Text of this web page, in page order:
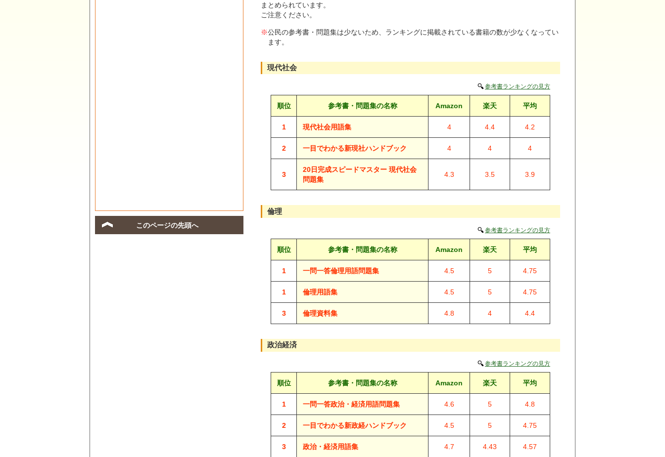
まとめられています。
ご注意ください。
※公民の参考書・問題集は少ないため、ランキングに掲載されている書籍の数が少なくなってい
ます。
現代社会
参考書ランキングの見方
順位 参考書・問題集の名称 Amazon 楽天 平均
1 現代社会用語集 4 4.4 4.2
2 一目でわかる新現社ハンドブック 4 4 4
3
20日完成スピードマスター 現代社会
問題集
4.3 3.5 3.9
倫理
参考書ランキングの見方
順位 参考書・問題集の名称 Amazon 楽天 平均
1 一問一答倫理用語問題集 4.5 5 4.75
1 倫理用語集 4.5 5 4.75
3 倫理資料集 4.8 4 4.4
政治経済
参考書ランキングの見方
順位 参考書・問題集の名称 Amazon 楽天 平均
1 一問一答政治・経済用語問題集 4.6 5 4.8
2 一目でわかる新政経ハンドブック 4.5 5 4.75
3 政治・経済用語集 4.7 4.43 4.57
このページの先頭へ